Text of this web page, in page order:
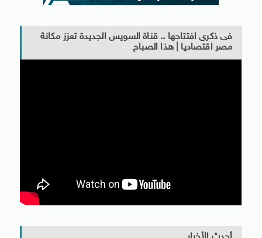
فى ذكرى افتتاحها .. قناة السويس الجديدة تعزز مكانة
مصر اقتصاديا | هذا الصباح